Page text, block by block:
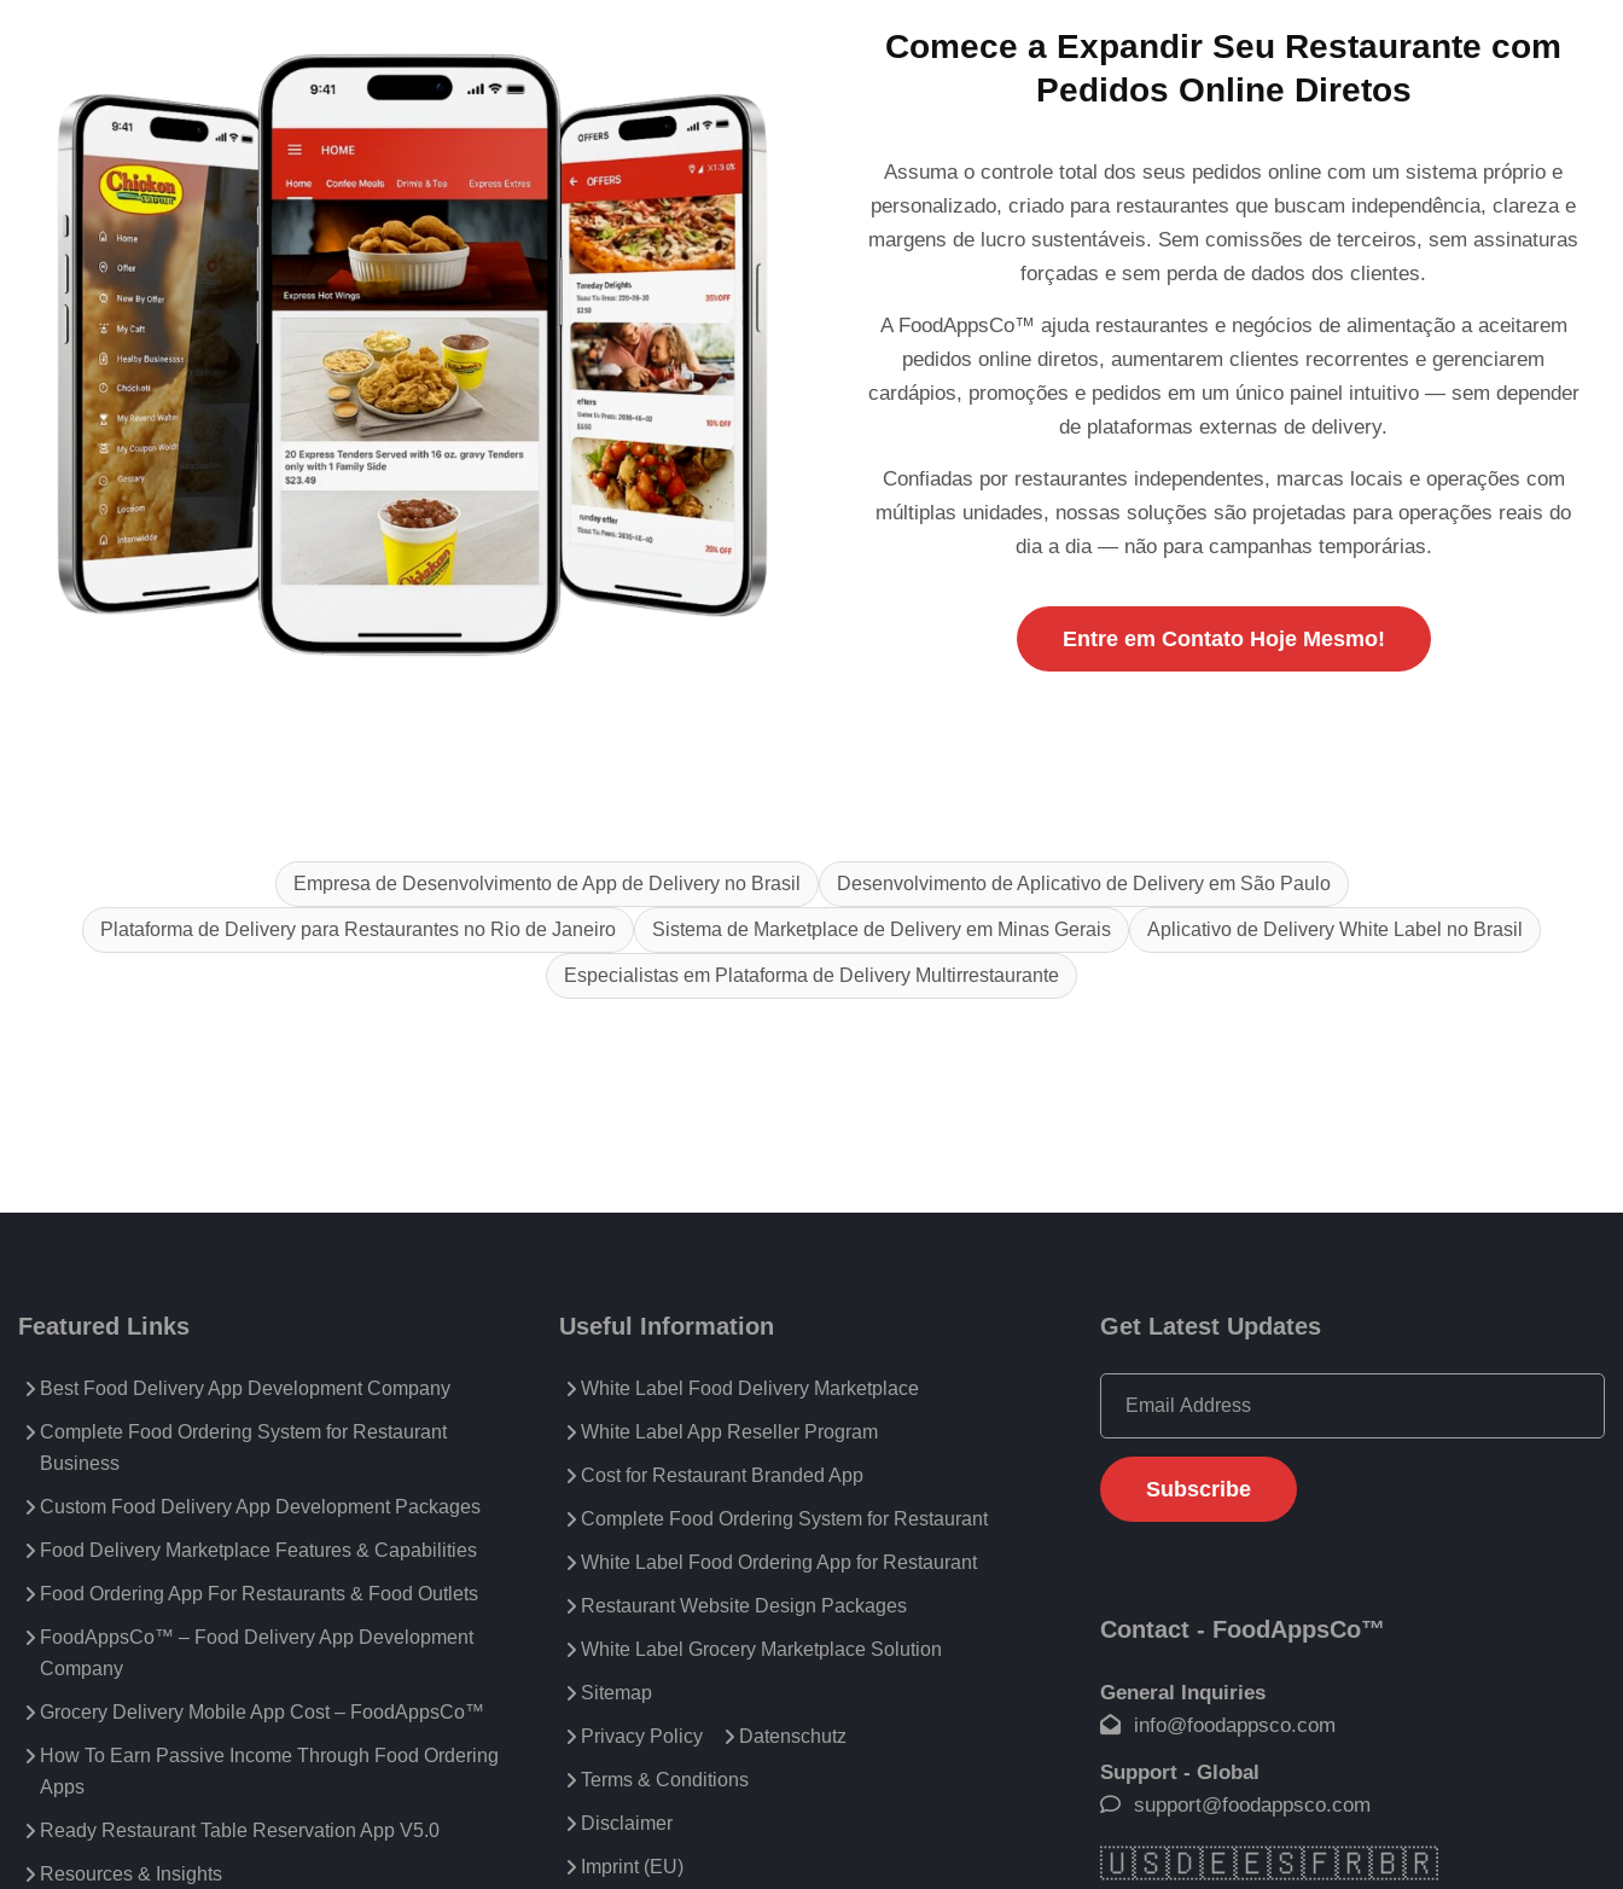
Comece a Expandir Seu Restaurante com
Pedidos Online Diretos
Assuma o controle total dos seus pedidos online com um sistema próprio e
personalizado, criado para restaurantes que buscam independência, clareza e
margens de lucro sustentáveis. Sem comissões de terceiros, sem assinaturas
forçadas e sem perda de dados dos clientes.
A FoodAppsCo™ ajuda restaurantes e negócios de alimentação a aceitarem
pedidos online diretos, aumentarem clientes recorrentes e gerenciarem
cardápios, promoções e pedidos em um único painel intuitivo — sem depender
de plataformas externas de delivery.
Confiadas por restaurantes independentes, marcas locais e operações com
múltiplas unidades, nossas soluções são projetadas para operações reais do
dia a dia — não para campanhas temporárias.
Entre em Contato Hoje Mesmo!
Empresa de Desenvolvimento de App de Delivery no Brasil Desenvolvimento de Aplicativo de Delivery em São Paulo
Plataforma de Delivery para Restaurantes no Rio de Janeiro Sistema de Marketplace de Delivery em Minas Gerais Aplicativo de Delivery White Label no Brasil
Especialistas em Plataforma de Delivery Multirrestaurante
Featured Links
Best Food Delivery App Development Company
Complete Food Ordering System for Restaurant
Business
Custom Food Delivery App Development Packages
Food Delivery Marketplace Features & Capabilities
Food Ordering App For Restaurants & Food Outlets
FoodAppsCo™ – Food Delivery App Development
Company
Grocery Delivery Mobile App Cost – FoodAppsCo™
How To Earn Passive Income Through Food Ordering
Apps
Ready Restaurant Table Reservation App V5.0
Resources & Insights
Useful Information
White Label Food Delivery Marketplace
White Label App Reseller Program
Cost for Restaurant Branded App
Complete Food Ordering System for Restaurant
White Label Food Ordering App for Restaurant
Restaurant Website Design Packages
White Label Grocery Marketplace Solution
Sitemap
Privacy Policy Datenschutz
Terms & Conditions
Disclaimer
Imprint (EU)
Get Latest Updates
Contact - FoodAppsCo™
General Inquiries
info@foodappsco.com
Support - Global
support@foodappsco.com
🇺🇸🇩🇪🇪🇸🇫🇷🇧🇷